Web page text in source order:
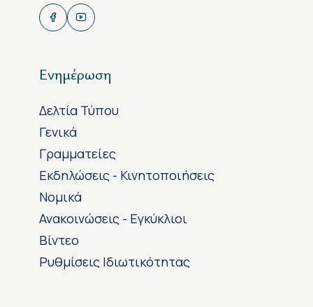
Ενημέρωση
Δελτία Τύπου
Γενικά
Γραμματείες
Εκδηλώσεις - Κινητοποιήσεις
Νομικά
Ανακοινώσεις - Εγκύκλιοι
Βίντεο
Ρυθμίσεις Ιδιωτικότητας